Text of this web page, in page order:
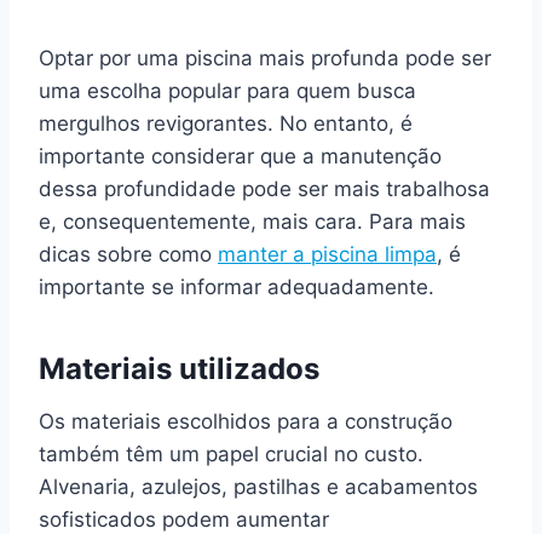
Optar por uma piscina mais profunda pode ser
uma escolha popular para quem busca
mergulhos revigorantes. No entanto, é
importante considerar que a manutenção
dessa profundidade pode ser mais trabalhosa
e, consequentemente, mais cara. Para mais
dicas sobre como manter a piscina limpa, é
importante se informar adequadamente.
Materiais utilizados
Os materiais escolhidos para a construção
também têm um papel crucial no custo.
Alvenaria, azulejos, pastilhas e acabamentos
sofisticados podem aumentar